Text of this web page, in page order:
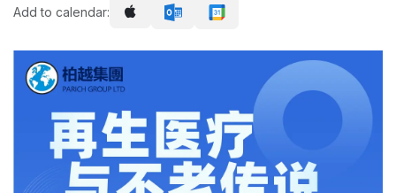
Add to calendar: